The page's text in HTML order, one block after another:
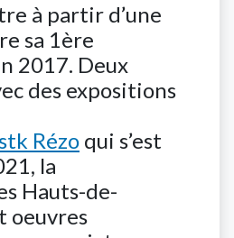
à partir d’une
sa 1ère
2017. Deux
des expositions
Rézo qui s’est
la
Hauts-de-
oeuvres